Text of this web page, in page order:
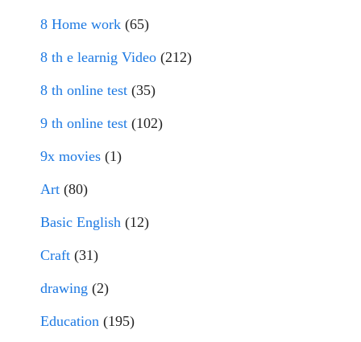
8 Home work (65)
8 th e learnig Video (212)
8 th online test (35)
9 th online test (102)
9x movies (1)
Art (80)
Basic English (12)
Craft (31)
drawing (2)
Education (195)